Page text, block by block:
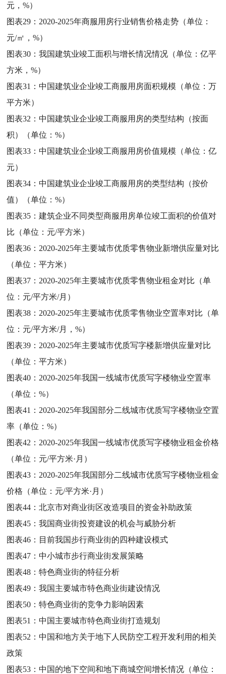
元，%）
图表29： 2020-2025年商服用房行业销售价格走势（单位：
元/㎡，%）
图表30：我国建筑业竣工面积与增长情况情况（单位：亿平
方米，%）
图表31：中国建筑业企业竣工商服用房面积规模（单位：万
平方米）
图表32：中国建筑业企业竣工商服用房的类型结构（按面
积）（单位：%）
图表33：中国建筑业企业竣工商服用房价值规模（单位：亿
元）
图表34：中国建筑业企业竣工商服用房的类型结构（按价
值）（单位：%）
图表35：建筑企业不同类型商服用房单位竣工面积的价值对
比（单位：元/平方米）
图表36： 2020-2025年主要城市优质零售物业新增供应量对比
（单位：平方米）
图表37： 2020-2025年主要城市优质零售物业租金对比（单
位：元/平方米/月）
图表38： 2020-2025年主要城市优质零售物业空置率对比（单
位：元/平方米/月，%）
图表39： 2020-2025年主要城市优质写字楼新增供应量对比
（单位：平方米）
图表40： 2020-2025年我国一线城市优质写字楼物业空置率
（单位：%）
图表41： 2020-2025年我国部分二线城市优质写字楼物业空置
率（单位：%）
图表42： 2020-2025年我国一线城市优质写字楼物业租金价格
（单位：元/平方米·月）
图表43： 2020-2025年我国部分二线城市优质写字楼物业租金
价格（单位：元/平方米·月）
图表44：北京市对商业街区改造项目的资金补助政策
图表45：我国商业街投资建设的机会与威胁分析
图表46： 目前我国步行商业街的四种建设模式
图表47：中小城市步行商业街发展策略
图表48：特色商业街的特征分析
图表49：我国主要城市特色商业街建设情况
图表50：特色商业街的竞争力影响因素
图表51：中国主要城市特色商业街打造规划
图表52：中国和地方关于地下人民防空工程开发利用的相关
政策
图表53：中国的地下空间和地下商城空间增长情况（单位：